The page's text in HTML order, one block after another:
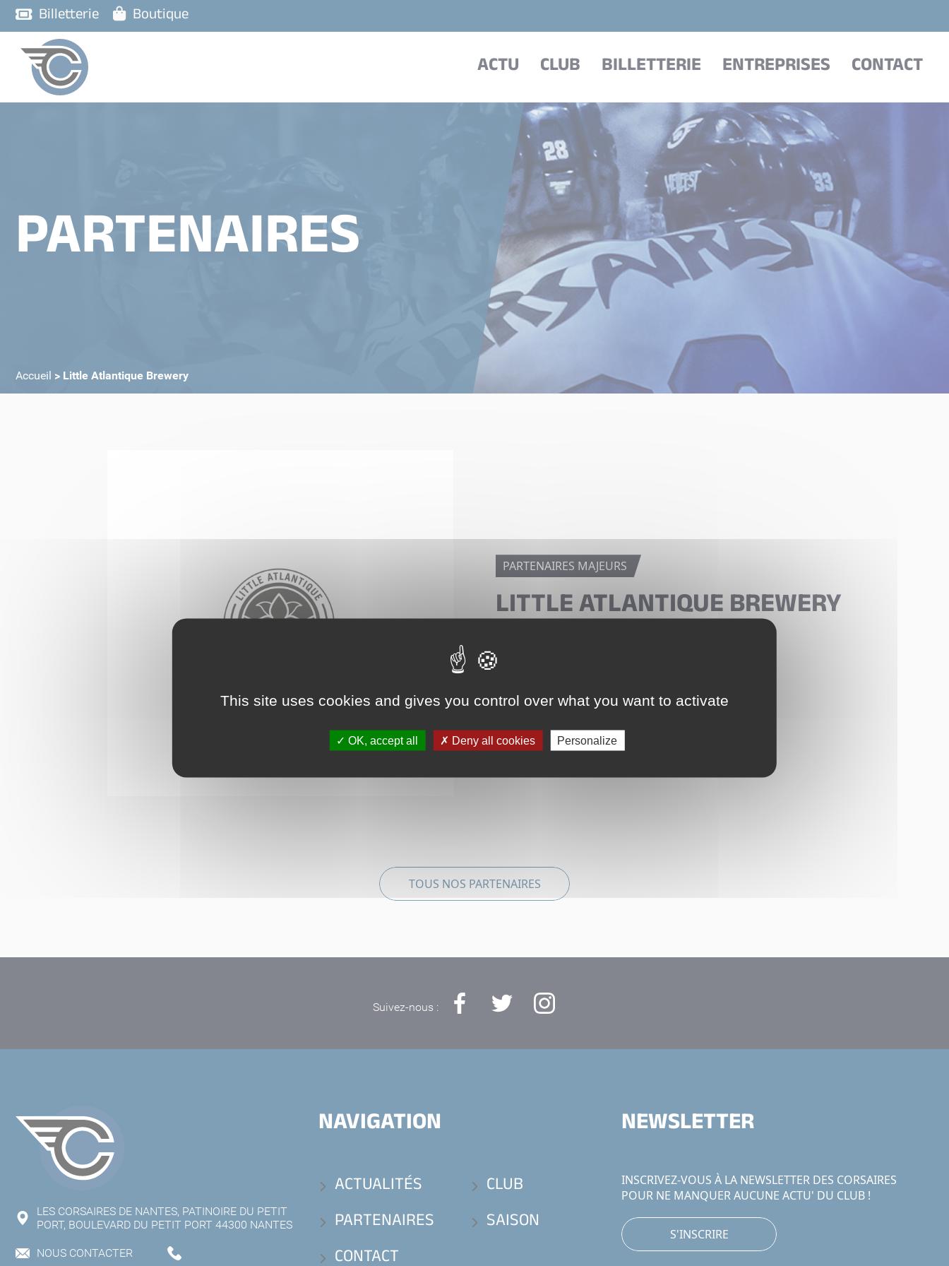
Billetterie Boutique
ACTU CLUB BILLETTERIE ENTREPRISES CONTACT
PARTENAIRES
Accueil > Little Atlantique Brewery
PARTENAIRES MAJEURS
LITTLE ATLANTIQUE BREWERY
TOUS NOS PARTENAIRES
Suivez-nous :
LES CORSAIRES DE NANTES, PATINOIRE DU PETIT
PORT, BOULEVARD DU PETIT PORT 44300 NANTES
NOUS CONTACTER
NAVIGATION
ACTUALITÉS
CLUB
PARTENAIRES
SAISON
CONTACT
NEWSLETTER
INSCRIVEZ-VOUS À LA NEWSLETTER DES CORSAIRES
POUR NE MANQUER AUCUNE ACTU' DU CLUB !
S'INSCRIRE
This site uses cookies and gives you control over what you want to activate
OK, accept all Deny all cookies Personalize